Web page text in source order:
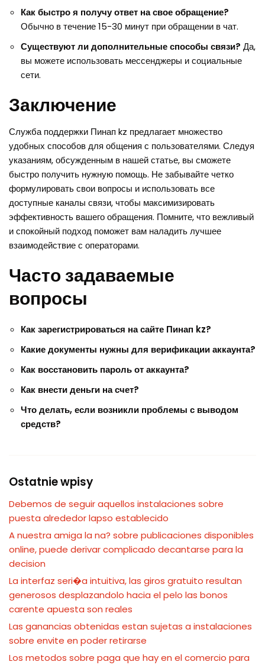
Как быстро я получу ответ на свое обращение?
Обычно в течение 15-30 минут при обращении в чат.
Существуют ли дополнительные способы связи? Да,
вы можете использовать мессенджеры и социальные
сети.
Заключение
Служба поддержки Пинап kz предлагает множество
удобных способов для общения с пользователями. Следуя
указаниям, обсужденным в нашей статье, вы сможете
быстро получить нужную помощь. Не забывайте четко
формулировать свои вопросы и использовать все
доступные каналы связи, чтобы максимизировать
эффективность вашего обращения. Помните, что вежливый
и спокойный подход поможет вам наладить лучшее
взаимодействие с операторами.
Часто задаваемые
вопросы
Как зарегистрироваться на сайте Пинап kz?
Какие документы нужны для верификации аккаунта?
Как восстановить пароль от аккаунта?
Как внести деньги на счет?
Что делать, если возникли проблемы с выводом
средств?
Ostatnie wpisy
Debemos de seguir aquellos instalaciones sobre
puesta alrededor lapso establecido
A nuestra amiga la na? sobre publicaciones disponibles
online, puede derivar complicado decantarse para la
decision
La interfaz seri�a intuitiva, las giros gratuito resultan
generosos desplazandolo hacia el pelo las bonos
carente apuesta son reales
Las ganancias obtenidas estan sujetas a instalaciones
sobre envite en poder retirarse
Los metodos sobre paga que hay en el comercio para